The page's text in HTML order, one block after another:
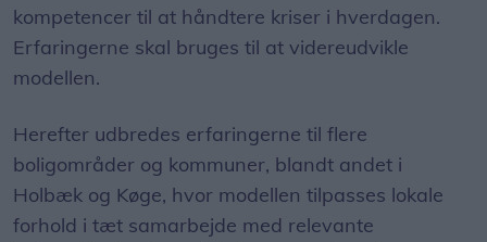
kompetencer til at håndtere kriser i hverdagen.
Erfaringerne skal bruges til at videreudvikle
modellen.
Herefter udbredes erfaringerne til flere
boligområder og kommuner, blandt andet i
Holbæk og Køge, hvor modellen tilpasses lokale
forhold i tæt samarbejde med relevante